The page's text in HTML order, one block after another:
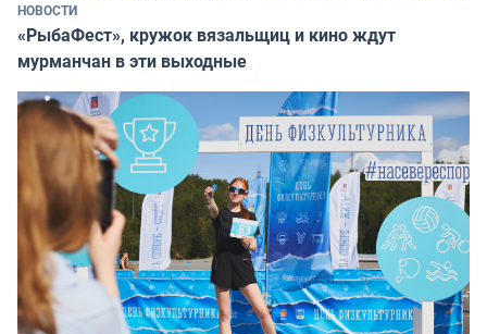
НОВОСТИ
«РыбаФест», кружок вязальщиц и кино ждут
мурманчан в эти выходные